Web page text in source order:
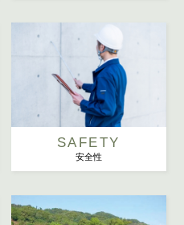
SAFETY
安全性